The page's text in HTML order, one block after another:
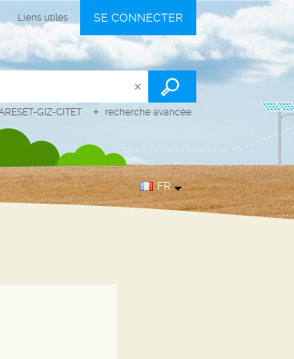
Liens utiles SE CONNECTER
recherche avancée
GIZ-CITET
FR